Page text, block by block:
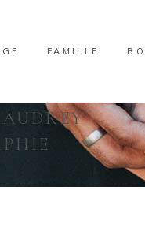
FAMILLE